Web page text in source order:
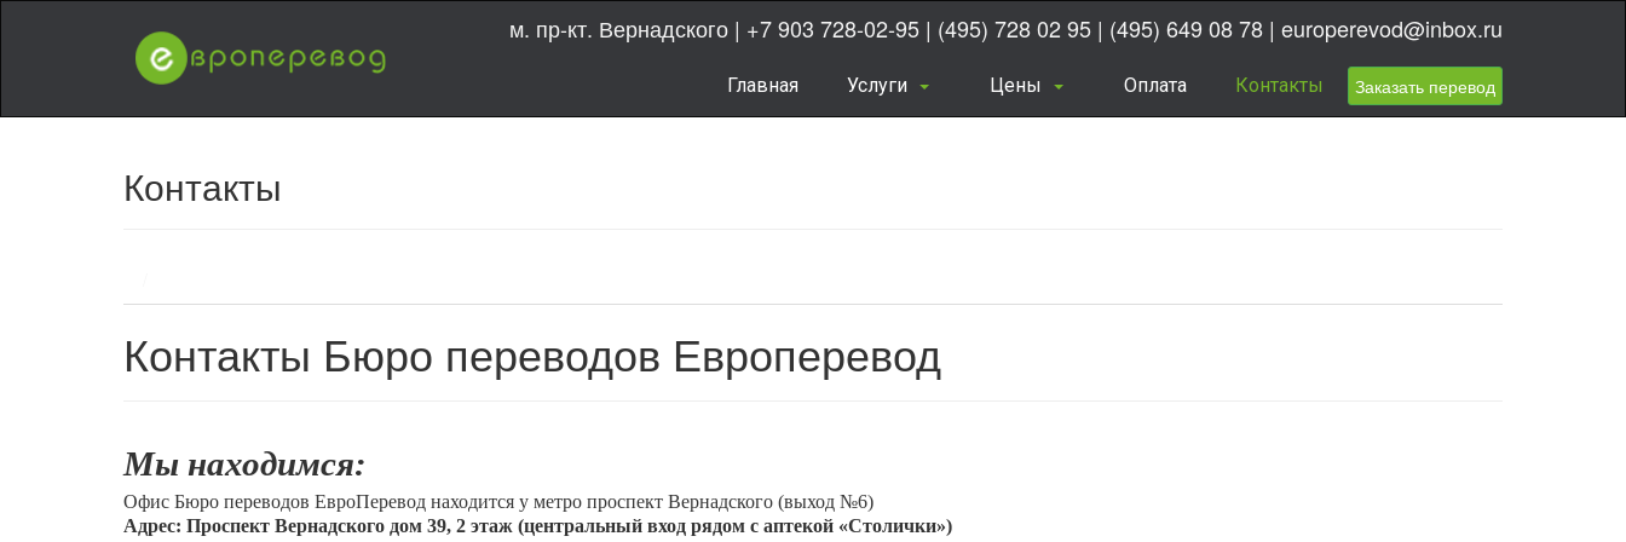
м. пр-кт. Вернадского | +7 903 728-02-95 | (495) 728 02 95 | (495) 649 08 78 | europerevod@inbox.ru
Главная Услуги Цены Оплата Контакты Заказать перевод
Контакты
Контакты Бюро переводов Европеревод
Мы находимся:
Офис Бюро переводов ЕвроПеревод находится у метро проспект Вернадского (выход №6)
Адрес: Проспект Вернадского дом 39, 2 этаж (центральный вход рядом с аптекой «Столички»)